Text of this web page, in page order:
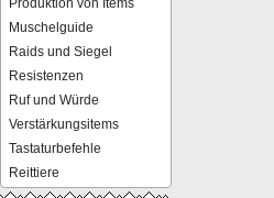
Produktion von Items
Muschelguide
Raids und Siegel
Resistenzen
Ruf und Würde
Verstärkungsitems
Tastaturbefehle
Reittiere